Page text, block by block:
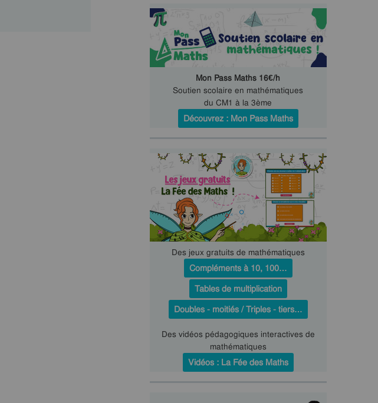
Mon Pass Maths 16€/h
Soutien scolaire en mathématiques
du CM1 à la 3ème
Découvrez : Mon Pass Maths
Des jeux gratuits de mathématiques
Compléments à 10, 100…
Tables de multiplication
Doubles - moitiés / Triples - tiers…
Des vidéos pédagogiques interactives de
mathématiques
Vidéos : La Fée des Maths